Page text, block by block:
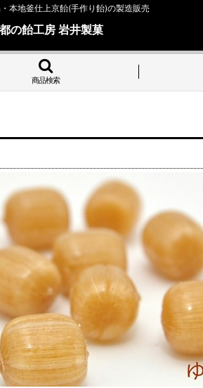
本地釜仕上京飴(手作り飴)の製造販売
の飴工房 岩井製菓
商品検索